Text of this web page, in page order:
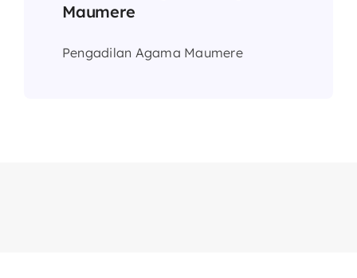
Maumere
Pengadilan Agama Maumere